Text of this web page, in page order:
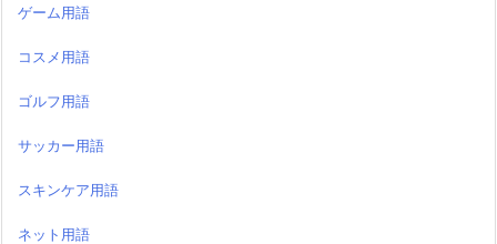
ゲーム用語
コスメ用語
ゴルフ用語
サッカー用語
スキンケア用語
ネット用語